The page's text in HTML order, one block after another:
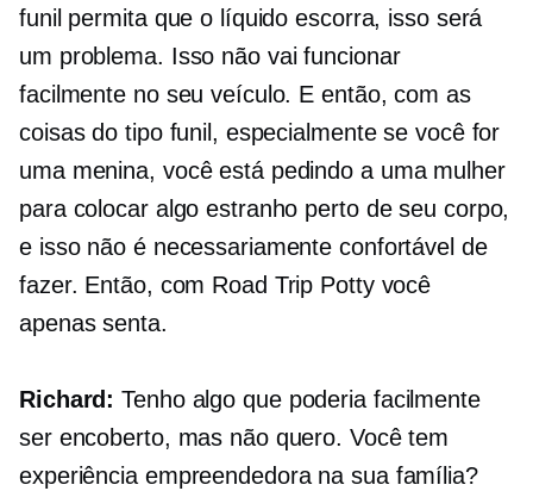
funil permita que o líquido escorra, isso será
um problema. Isso não vai funcionar
facilmente no seu veículo. E então, com as
coisas do tipo funil, especialmente se você for
uma menina, você está pedindo a uma mulher
para colocar algo estranho perto de seu corpo,
e isso não é necessariamente confortável de
fazer. Então, com Road Trip Potty você
apenas senta.
Richard: Tenho algo que poderia facilmente
ser encoberto, mas não quero. Você tem
experiência empreendedora na sua família?